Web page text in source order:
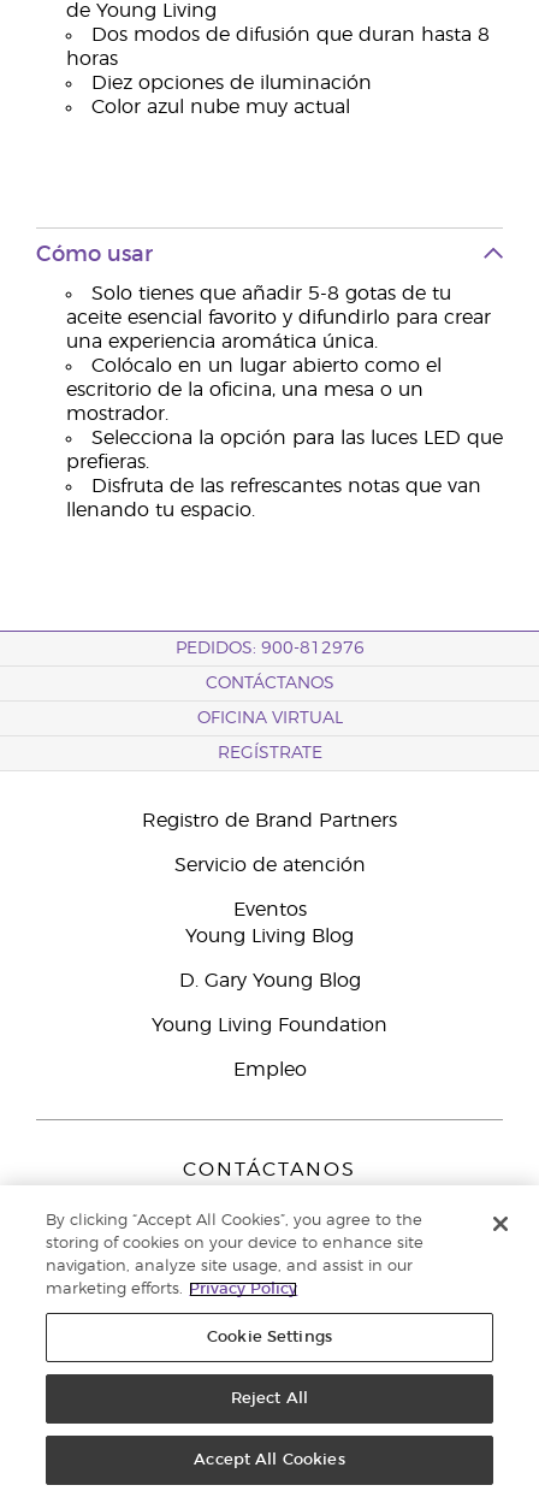
de Young Living
Dos modos de difusión que duran hasta 8
horas
Diez opciones de iluminación
Color azul nube muy actual
Cómo usar
Solo tienes que añadir 5-8 gotas de tu
aceite esencial favorito y difundirlo para crear
una experiencia aromática única.
Colócalo en un lugar abierto como el
escritorio de la oficina, una mesa o un
mostrador.
Selecciona la opción para las luces LED que
prefieras.
Disfruta de las refrescantes notas que van
llenando tu espacio.
PEDIDOS: 900-812976
CONTÁCTANOS
OFICINA VIRTUAL
REGÍSTRATE
Registro de Brand Partners
Servicio de atención
Eventos
Young Living Blog
D. Gary Young Blog
Young Living Foundation
Empleo
CONTÁCTANOS
Peizerweg 97
9727 AJ Groningen
Netherlands
Servicio de atención:900-812976
reservados. |Política de privacidad
By clicking “Accept All Cookies”, you agree to the
storing of cookies on your device to enhance site
navigation, analyze site usage, and assist in our
marketing efforts.
Privacy Policy
Cookie Settings
Reject All
Accept All Cookies